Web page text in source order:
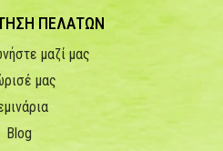
ΠΕΛΑΤΩΝ
μαζί μας
μας
Blog